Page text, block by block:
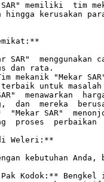
memiliki  tim
kerusakan
SAR"
dan rata.
mekanik "Mekar
untuk masalah
menawarkan
dan  mereka
"Mekar SAR"
proses
Weleri:**
kebutuhan
Kodok:**